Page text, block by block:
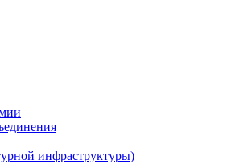
инфраструктуры)